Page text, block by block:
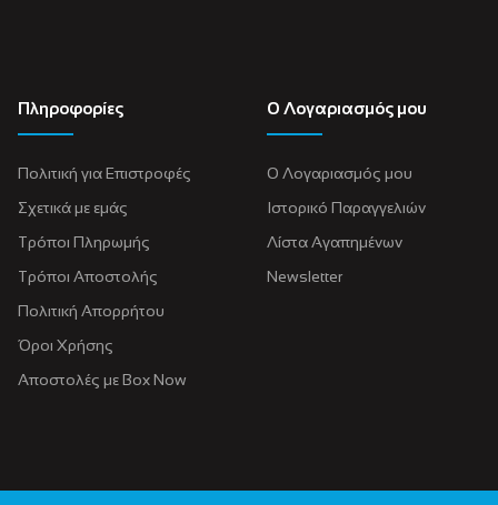
Πληροφορίες
Πολιτική για Eπιστροφές
Σχετικά με εμάς
Τρόποι Πληρωμής
Τρόποι Αποστολής
Πολιτική Απορρήτου
Όροι Χρήσης
Αποστολές με Box Now
Ο Λογαριασμός μου
Ο Λογαριασμός μου
Ιστορικό Παραγγελιών
Λίστα Αγαπημένων
Newsletter